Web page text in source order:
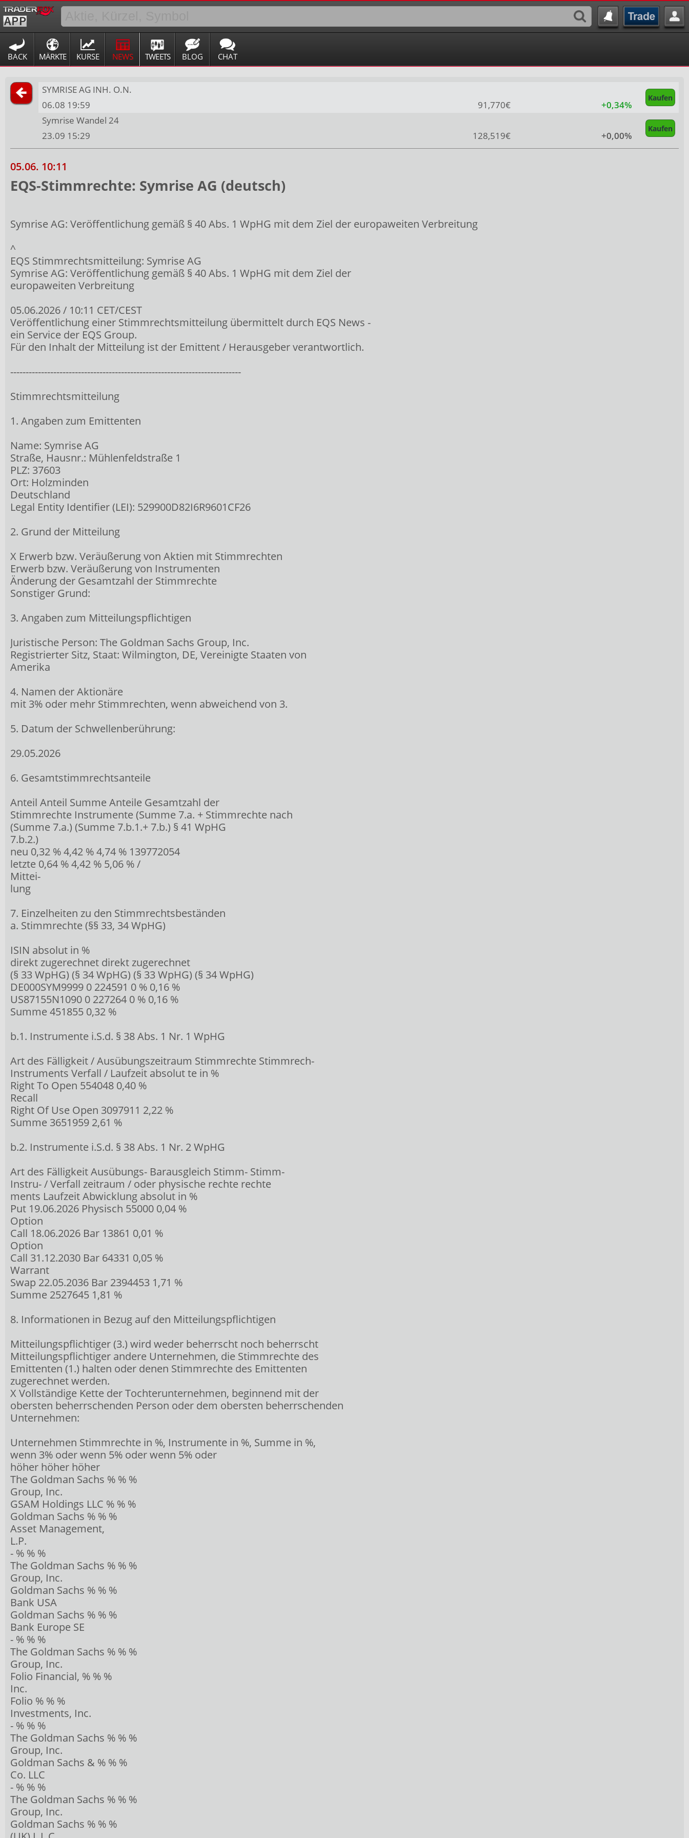
BACK MÄRKTE KURSE NEWS TWEETS BLOG CHAT
SYMRISE AG INH. O.N.
Kaufen
06.08 19:59 91,770€
+0,34%
Symrise Wandel 24
Kaufen
23.09 15:29 128,519€ +0,00%
05.06. 10:11
EQS-Stimmrechte: Symrise AG (deutsch)
Symrise AG: Veröffentlichung gemäß § 40 Abs. 1 WpHG mit dem Ziel der europaweiten Verbreitung
^
EQS Stimmrechtsmitteilung: Symrise AG
Symrise AG: Veröffentlichung gemäß § 40 Abs. 1 WpHG mit dem Ziel der
europaweiten Verbreitung
05.06.2026 / 10:11 CET/CEST
Veröffentlichung einer Stimmrechtsmitteilung übermittelt durch EQS News -
ein Service der EQS Group.
Für den Inhalt der Mitteilung ist der Emittent / Herausgeber verantwortlich.
---------------------------------------------------------------------------
Stimmrechtsmitteilung
1. Angaben zum Emittenten
Name: Symrise AG
Straße, Hausnr.: Mühlenfeldstraße 1
PLZ: 37603
Ort: Holzminden
Deutschland
Legal Entity Identifier (LEI): 529900D82I6R9601CF26
2. Grund der Mitteilung
X Erwerb bzw. Veräußerung von Aktien mit Stimmrechten
Erwerb bzw. Veräußerung von Instrumenten
Änderung der Gesamtzahl der Stimmrechte
Sonstiger Grund:
3. Angaben zum Mitteilungspflichtigen
Juristische Person: The Goldman Sachs Group, Inc.
Registrierter Sitz, Staat: Wilmington, DE, Vereinigte Staaten von
Amerika
4. Namen der Aktionäre
mit 3% oder mehr Stimmrechten, wenn abweichend von 3.
5. Datum der Schwellenberührung:
29.05.2026
6. Gesamtstimmrechtsanteile
Anteil Anteil Summe Anteile Gesamtzahl der
Stimmrechte Instrumente (Summe 7.a. + Stimmrechte nach
(Summe 7.a.) (Summe 7.b.1.+ 7.b.) § 41 WpHG
7.b.2.)
neu 0,32 % 4,42 % 4,74 % 139772054
letzte 0,64 % 4,42 % 5,06 % /
Mittei-
lung
7. Einzelheiten zu den Stimmrechtsbeständen
a. Stimmrechte (§§ 33, 34 WpHG)
ISIN absolut in %
direkt zugerechnet direkt zugerechnet
(§ 33 WpHG) (§ 34 WpHG) (§ 33 WpHG) (§ 34 WpHG)
DE000SYM9999 0 224591 0 % 0,16 %
US87155N1090 0 227264 0 % 0,16 %
Summe 451855 0,32 %
b.1. Instrumente i.S.d. § 38 Abs. 1 Nr. 1 WpHG
Art des Fälligkeit / Ausübungszeitraum Stimmrechte Stimmrech-
Instruments Verfall / Laufzeit absolut te in %
Right To Open 554048 0,40 %
Recall
Right Of Use Open 3097911 2,22 %
Summe 3651959 2,61 %
b.2. Instrumente i.S.d. § 38 Abs. 1 Nr. 2 WpHG
Art des Fälligkeit Ausübungs- Barausgleich Stimm- Stimm-
Instru- / Verfall zeitraum / oder physische rechte rechte
ments Laufzeit Abwicklung absolut in %
Put 19.06.2026 Physisch 55000 0,04 %
Option
Call 18.06.2026 Bar 13861 0,01 %
Option
Call 31.12.2030 Bar 64331 0,05 %
Warrant
Swap 22.05.2036 Bar 2394453 1,71 %
Summe 2527645 1,81 %
8. Informationen in Bezug auf den Mitteilungspflichtigen
Mitteilungspflichtiger (3.) wird weder beherrscht noch beherrscht
Mitteilungspflichtiger andere Unternehmen, die Stimmrechte des
Emittenten (1.) halten oder denen Stimmrechte des Emittenten
zugerechnet werden.
X Vollständige Kette der Tochterunternehmen, beginnend mit der
obersten beherrschenden Person oder dem obersten beherrschenden
Unternehmen:
Unternehmen Stimmrechte in %, Instrumente in %, Summe in %,
wenn 3% oder wenn 5% oder wenn 5% oder
höher höher höher
The Goldman Sachs % % %
Group, Inc.
GSAM Holdings LLC % % %
Goldman Sachs % % %
Asset Management,
L.P.
- % % %
The Goldman Sachs % % %
Group, Inc.
Goldman Sachs % % %
Bank USA
Goldman Sachs % % %
Bank Europe SE
- % % %
The Goldman Sachs % % %
Group, Inc.
Folio Financial, % % %
Inc.
Folio % % %
Investments, Inc.
- % % %
The Goldman Sachs % % %
Group, Inc.
Goldman Sachs & % % %
Co. LLC
- % % %
The Goldman Sachs % % %
Group, Inc.
Goldman Sachs % % %